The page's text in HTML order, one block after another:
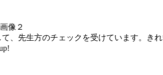
、先生方のチェックを受けています。き